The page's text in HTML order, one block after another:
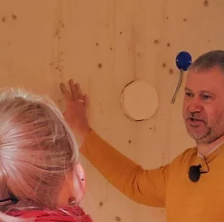
22 sep 2025 11 minuten om te lezen
Waar je hart geraakt wordt: Ontdek
waarom Paviljoen Esch de ultieme